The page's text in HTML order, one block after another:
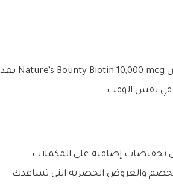
إذا كنت تبحث عن مكمل بيوتين فعال لدعم الشعر والبشرة والأظافر، فإن Nature’s Bounty Biotin 10,000 mcg يعد
في نفس الوقت.
تخفيضات إضافية على المكملات
الخصم والعروض الحصرية التي تساعدك